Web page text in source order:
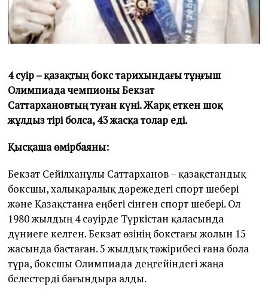
4 сәуір–қазақтың бокс тарихындағы тұңғыш
Олимпиада чемпионы Бекзат
Саттархановтыңтуған күні. Жарқ еткеншоқ
жұлдыз тірі болса,43 жасқа толар еді.
Қысқаша өмірбаяны:
Бекзат Сейілханұлы Саттарханов – қазақстандық
боксшы, халықаралық дәрежедегі спорт шебері
және Қазақстанға еңбегі сінген спорт шебері. Ол
1980 жылдың 4 сәуірде Түркістан қаласында
дүниеге келген. Бекзат өзінің бокстағы жолын 15
жасында бастаған. 5 жылдық тәжірибесі ғана бола
тұра, боксшы Олимпиада деңгейіндегі жаңа
белестерді бағындыра алды.